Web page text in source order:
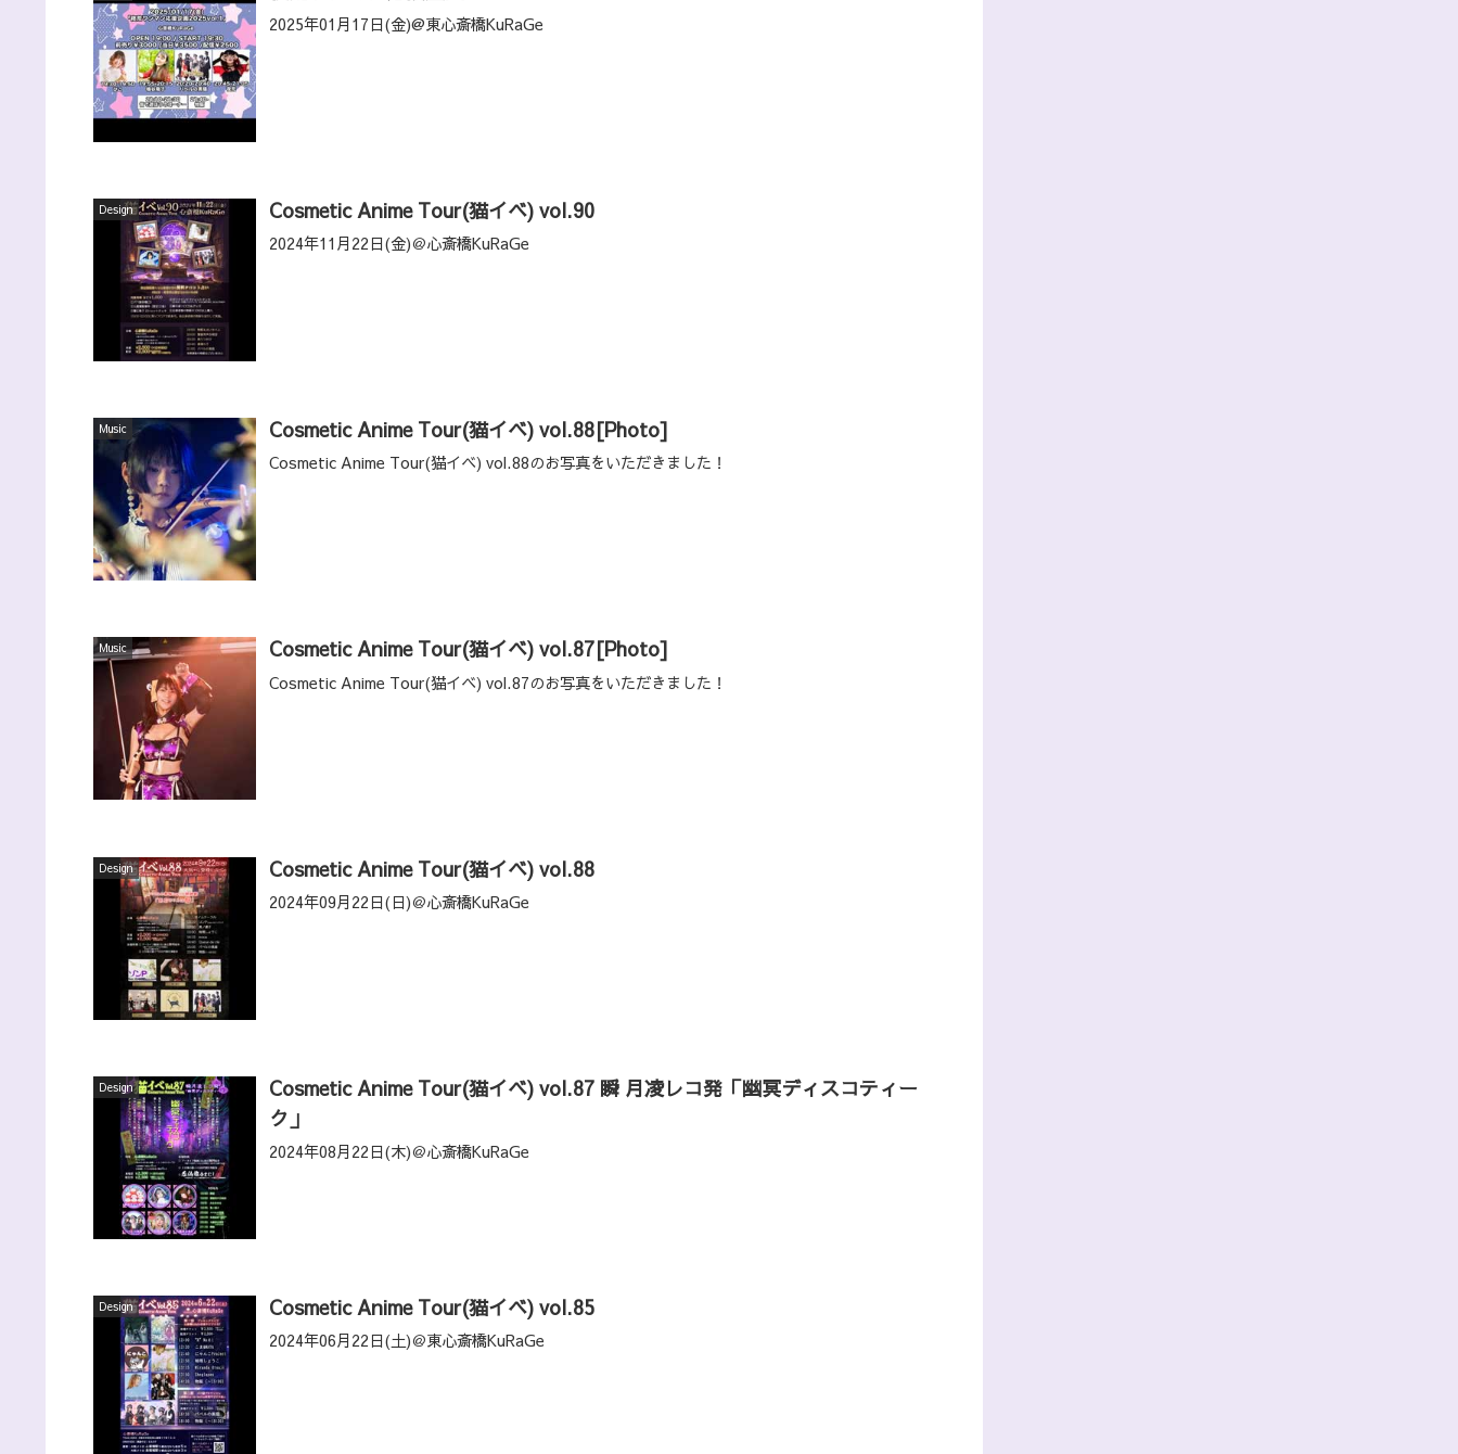
2025年01月17日(金)@東心斎橋KuRaGe
Design Cosmetic Anime Tour(猫イベ) vol.90
2024年11月22日(金)＠心斎橋KuRaGe
Music Cosmetic Anime Tour(猫イベ) vol.88[Photo]
Cosmetic Anime Tour(猫イベ) vol.88のお写真をいただきました！
Music Cosmetic Anime Tour(猫イベ) vol.87[Photo]
Cosmetic Anime Tour(猫イベ) vol.87のお写真をいただきました！
Design Cosmetic Anime Tour(猫イベ) vol.88
2024年09月22日(日)＠心斎橋KuRaGe
Design
Cosmetic Anime Tour(猫イベ) vol.87 瞬 月凌レコ発「幽冥ディスコティー
ク」
2024年08月22日(木)＠心斎橋KuRaGe
Design Cosmetic Anime Tour(猫イベ) vol.85
2024年06月22日(土)＠東心斎橋KuRaGe